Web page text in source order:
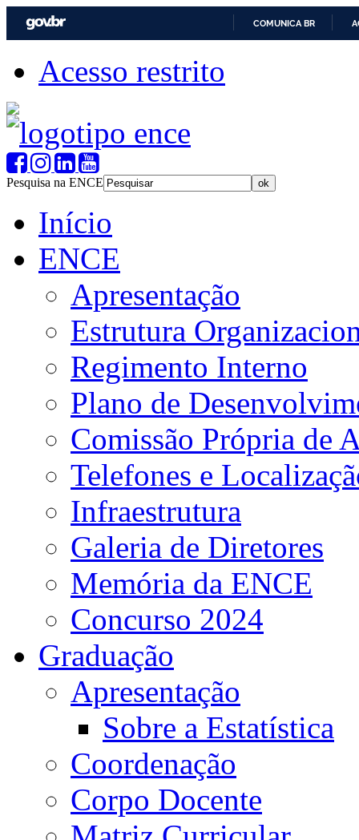
COMUNICA BR
Acesso restrito
Pesquisa na ENCE
Início
ENCE
Apresentação
Estrutura
Regimento Interno
Plano de
Comissão Própria de
Telefones e
Infraestrutura
Galeria de Diretores
Memória da ENCE
Concurso 2024
Graduação
Apresentação
Sobre a Estatística
Coordenação
Corpo Docente